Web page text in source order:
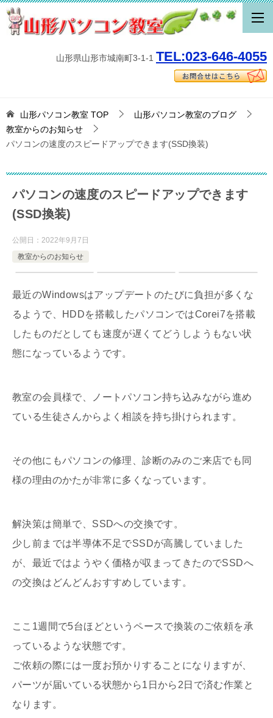
山形県山形市城南町3-1-1 TEL:023-646-4055
山形パソコン教室 TOP
山形パソコン教室のブログ
教室からのお知らせ
パソコンの速度のスピードアップできます(SSD換装)
パソコンの速度のスピードアップできます
(SSD換装)
公開日： 2022年9月7日
教室からのお知らせ
最近のWindowsはアップデートのたびに負担が多くな
るようで、HDDを搭載したパソコンではCorei7を搭載
したものだとしても速度が遅くてどうしようもない状
態になっているようです。
教室の会員様で、ノートパソコン持ち込みながら進め
ている生徒さんからよく相談を持ち掛けられます。
その他にもパソコンの修理、診断のみのご来店でも同
様の理由のかたが非常に多くなっています。
解決策は簡単で、SSDへの交換です。
少し前までは半導体不足でSSDが高騰していました
が、最近ではようやく価格が収まってきたのでSSDへ
の交換はどんどんおすすめしています。
ここ1週間で5台ほどというペースで換装のご依頼を承
っているような状態です。
ご依頼の際には一度お預かりすることになりますが、
パーツが届いている状態から1日から2日で済む作業と
なります。